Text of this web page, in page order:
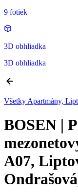
9 fotiek
3D obhliadka
3D obhliadka
Všetky Apartmány,
BOSEN |
A07,